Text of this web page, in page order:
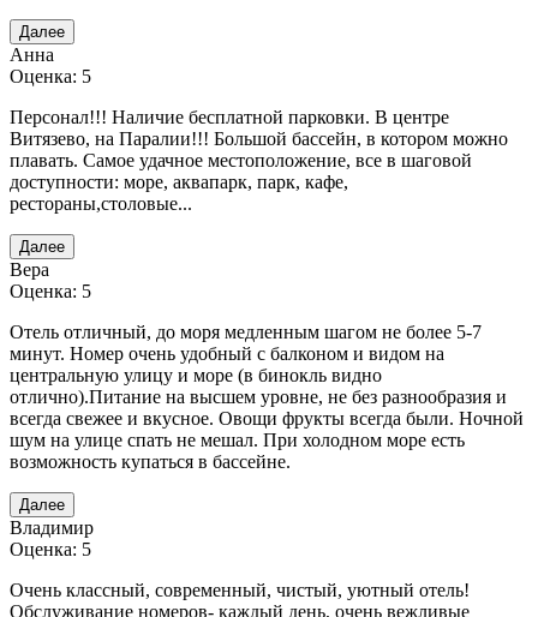
Далее
Анна
Оценка: 5
Персонал!!! Наличие бесплатной парковки. В центре
Витязево, на Паралии!!! Большой бассейн, в котором можно
плавать. Самое удачное местоположение, все в шаговой
доступности: море, аквапарк, парк, кафе,
рестораны,столовые...
Далее
Вера
Оценка: 5
Отель отличный, до моря медленным шагом не более 5-7
минут. Номер очень удобный с балконом и видом на
центральную улицу и море (в бинокль видно
отлично).Питание на высшем уровне, не без разнообразия и
всегда свежее и вкусное. Овощи фрукты всегда были. Ночной
шум на улице спать не мешал. При холодном море есть
возможность купаться в бассейне.
Далее
Владимир
Оценка: 5
Очень классный, современный, чистый, уютный отель!
Обслуживание номеров- каждый день, очень вежливые